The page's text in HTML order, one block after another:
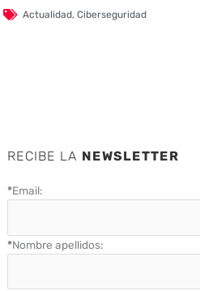
Actualidad,Ciberseguridad
RECIBE LA NEWSLETTER
*Email:
*Nombre apellidos: